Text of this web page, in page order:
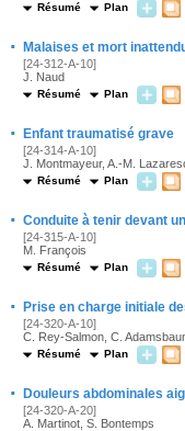
Résumé Plan
· Malaises et mort
[24-312-A-10]
J. Naud
Résumé Plan
· Enfant traumatisé grave
[24-314-A-10]
J. Montmayeur, A.-M.
Résumé Plan
· Conduite à tenir devant
[24-315-A-10]
M. François
Résumé Plan
· Prise en charge initiale
[24-320-A-10]
C. Rey-Salmon, C.
Résumé Plan
· Douleurs abdominales
[24-320-A-20]
A. Martinot, S. Bontemps